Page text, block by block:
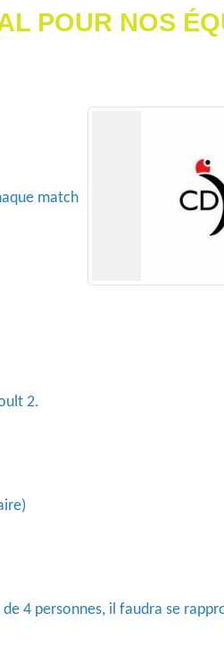
POUR NOS
match
2.
4 personnes, il faudra se